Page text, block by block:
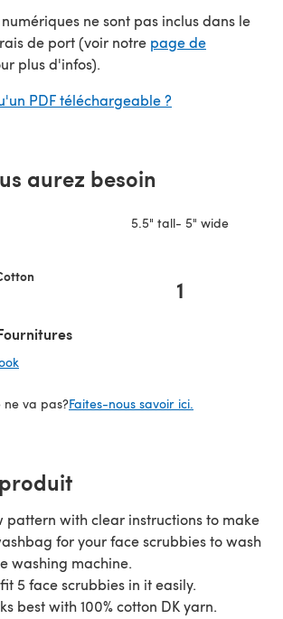
ne sont pas inclus dans le
de port (voir notre page de
dans un nouvel onglet)
plus d'infos).
PDF téléchargeable ?
aurez besoin
5.5" tall- 5" wide
1
ne va pas?Faites-nous savoir ici.
pattern with clear instructions to make
for your face scrubbies to wash
washing machine.
5 face scrubbies in it easily.
best with 100% cotton DK yarn.